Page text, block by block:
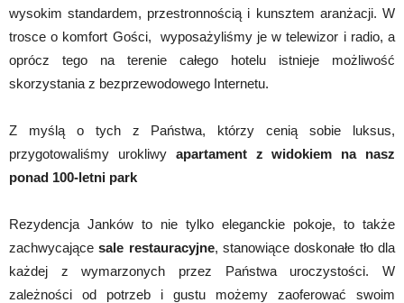
wysokim standardem, przestronnością i kunsztem aranżacji. W
trosce o komfort Gości, wyposażyliśmy je w telewizor i radio, a
oprócz tego na terenie całego hotelu istnieje możliwość
skorzystania z bezprzewodowego Internetu.
Z myślą o tych z Państwa, którzy cenią sobie luksus,
przygotowaliśmy urokliwy apartament z widokiem na nasz
ponad 100-letni park
Rezydencja Janków to nie tylko eleganckie pokoje, to także
zachwycającesale restauracyjne, stanowiące doskonałe tło dla
każdej z wymarzonych przez Państwa uroczystości. W
zależności od potrzeb i gustu możemy zaoferować swoim